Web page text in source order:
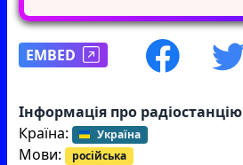
EMBED
Інформація про радіостанцію
Країна:
Україна
Мови: російська